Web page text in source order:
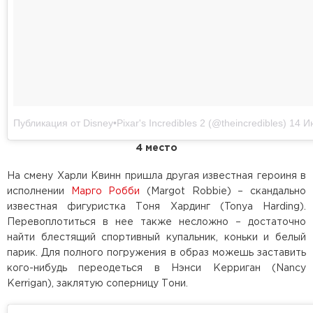
Публикация от Disney•Pixar's Incredibles 2 (@theincredibles) 14
4 место
На смену Харли Квинн пришла другая известная героиня в
исполнении
Марго Робби
(Margot Robbie) – скандально
известная фигуристка Тоня Хардинг (Tonya Harding).
Перевоплотиться в нее также несложно – достаточно
найти блестящий спортивный купальник, коньки и белый
парик. Для полного погружения в образ можешь заставить
кого-нибудь переодеться в Нэнси Керриган (Nancy
Kerrigan), заклятую соперницу Тони.